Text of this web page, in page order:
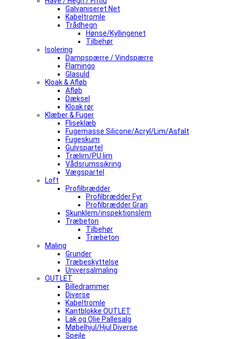
Galvaniseret Net
Kabeltromle
Trådhegn
Hønse/Kyllingenet
Tilbehør
Isolering
Dampspærre / Vindspærre
Flamingo
Glasuld
Kloak & Afløb
Afløb
Dæksel
Kloak rør
Klæber & Fuger
Fliseklæb
Fugemasse Silicone/Acryl/Lim/Asfalt
Fugeskum
Gulvspartel
Trælim/PU lim
Vådsrumssikring
Vægspartel
Loft
Profilbrædder
Profilbrædder Fyr
Profilbrædder Gran
Skunklem/inspektionslem
Træbeton
Tilbehør
Træbeton
Maling
Grunder
Træbeskyttelse
Universalmaling
OUTLET
Billedrammer
Diverse
Kabeltromle
Kantblokke OUTLET
Lak og Olie Pallesalg
Møbelhjul/Hjul Diverse
Spejle